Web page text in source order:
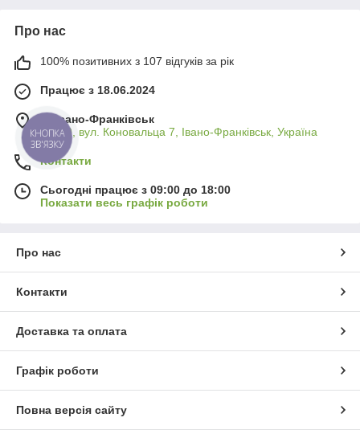
Про нас
100% позитивних з 107 відгуків за рік
Працює з 18.06.2024
м. Івано-Франківськ
76009, вул. Коновальца 7, Івано-Франківськ, Україна
Контакти
Сьогодні працює з 09:00 до 18:00
Показати весь графік роботи
Про нас
Контакти
Доставка та оплата
Графік роботи
Повна версія сайту
КНОПКА
ЗВ'ЯЗКУ